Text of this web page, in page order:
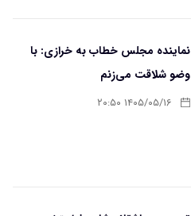
نماینده مجلس خطاب به خرازی: با
وضو شلاقت می‌زنم
۱۴۰۵/۰۵/۱۶ ۲۰:۵۰